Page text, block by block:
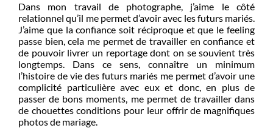
Dans mon travail de photographe, j’aime le côté
relationnel qu’il me permet d’avoir avec les futurs mariés.
J’aime que la confiance soit réciproque et que le feeling
passe bien, cela me permet de travailler en confiance et
de pouvoir livrer un reportage dont on se souvient très
longtemps. Dans ce sens, connaître un minimum
l’histoire de vie des futurs mariés me permet d’avoir une
complicité particulière avec eux et donc, en plus de
passer de bons moments, me permet de travailler dans
de chouettes conditions pour leur offrir de magnifiques
photos de mariage.